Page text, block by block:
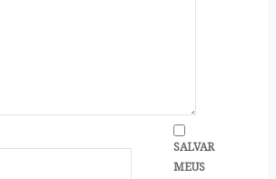
SALVAR
MEUS